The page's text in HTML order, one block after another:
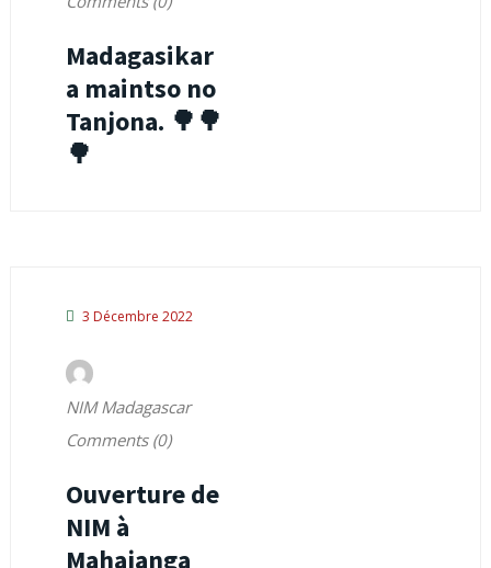
Madagasikar
a maintso no
Tanjona. 🌳🌳
🌳
3 Décembre 2022
NIM Madagascar
Comments (0)
Ouverture de
NIM à
Mahajanga